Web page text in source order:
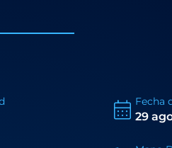
Fecha
29